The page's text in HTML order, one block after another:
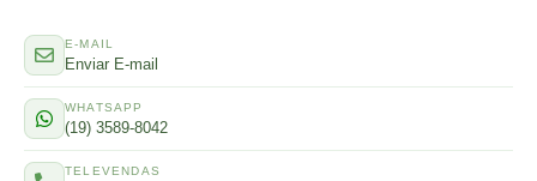
E-MAIL
Enviar E-mail
WHATSAPP
(19) 3589-8042
TELEVENDAS